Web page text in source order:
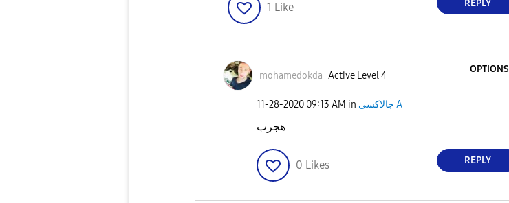
1 Like REPLY
mohamedokda Active Level 4
OPTIONS
‎11-28-2020 09:13 AM in جالاكسى A
هجرب
0 Likes REPLY